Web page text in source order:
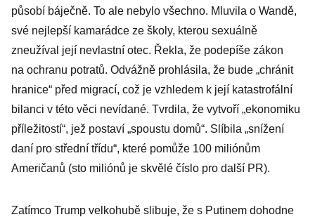
působí báječně. To ale nebylo všechno. Mluvila o Wandě,
své nejlepší kamarádce ze školy, kterou sexuálně
zneužíval její nevlastní otec. Řekla, že podepíše zákon
na ochranu potratů. Odvážně prohlásila, že bude „chránit
hranice“ před migrací, což je vzhledem k její katastrofální
bilanci v této věci nevídané. Tvrdila, že vytvoří „ekonomiku
příležitostí“, jež postaví „spoustu domů“. Slíbila „snížení
daní pro střední třídu“, které pomůže 100 miliónům
Američanů (sto miliónů je skvělé číslo pro další PR).
Zatímco Trump velkohubě slibuje, že s Putinem dohodne